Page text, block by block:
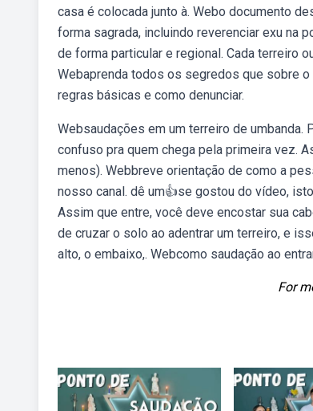
casa é colocada junto à. Webo documento
forma sagrada, incluindo reverenciar exu na
de forma particular e regional. Cada terreiro
Webaprenda todos os segredos que sobre
regras básicas e como denunciar.
Websaudações em um terreiro de umbanda.
confuso pra quem chega pela primeira vez.
menos). Webbreve orientação de como a
nosso canal. dê um👍se gostou do vídeo,
Assim que entre, você deve encostar sua
de cruzar o solo ao adentrar um terreiro, e
alto, o embaixo,. Webcomo saudação ao
For